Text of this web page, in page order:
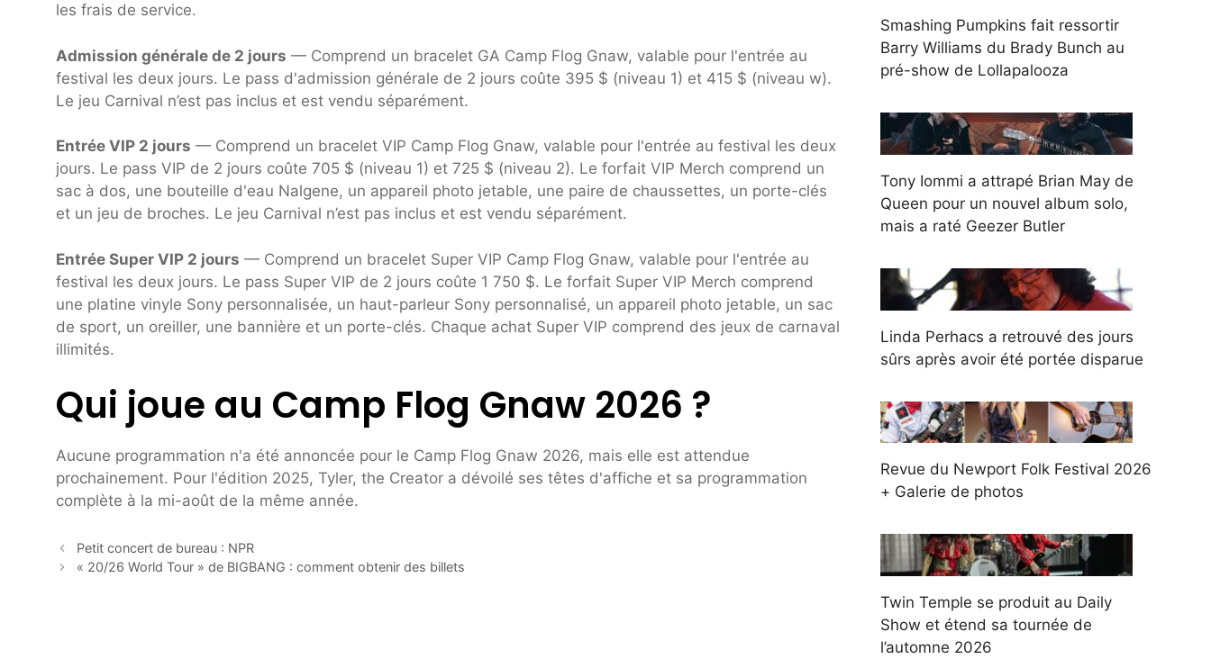
les frais de service.
Admission générale de 2 jours — Comprend un bracelet GA Camp Flog Gnaw, valable pour l'entrée au
festival les deux jours. Le pass d'admission générale de 2 jours coûte 395 $ (niveau 1) et 415 $ (niveau w).
Le jeu Carnival n’est pas inclus et est vendu séparément.
Entrée VIP 2 jours — Comprend un bracelet VIP Camp Flog Gnaw, valable pour l'entrée au festival les deux
jours. Le pass VIP de 2 jours coûte 705 $ (niveau 1) et 725 $ (niveau 2). Le forfait VIP Merch comprend un
sac à dos, une bouteille d'eau Nalgene, un appareil photo jetable, une paire de chaussettes, un porte-clés
et un jeu de broches. Le jeu Carnival n’est pas inclus et est vendu séparément.
Entrée Super VIP 2 jours — Comprend un bracelet Super VIP Camp Flog Gnaw, valable pour l'entrée au
festival les deux jours. Le pass Super VIP de 2 jours coûte 1 750 $. Le forfait Super VIP Merch comprend
une platine vinyle Sony personnalisée, un haut-parleur Sony personnalisé, un appareil photo jetable, un sac
de sport, un oreiller, une bannière et un porte-clés. Chaque achat Super VIP comprend des jeux de carnaval
illimités.
Qui joue au Camp Flog Gnaw 2026 ?
Aucune programmation n'a été annoncée pour le Camp Flog Gnaw 2026, mais elle est attendue
prochainement. Pour l'édition 2025, Tyler, the Creator a dévoilé ses têtes d'affiche et sa programmation
complète à la mi-août de la même année.
Petit concert de bureau : NPR
« 20/26 World Tour » de BIGBANG : comment obtenir des billets
Smashing Pumpkins fait ressortir
Barry Williams du Brady Bunch au
pré-show de Lollapalooza
Tony Iommi a attrapé Brian May de
Queen pour un nouvel album solo,
mais a raté Geezer Butler
Linda Perhacs a retrouvé des jours
sûrs après avoir été portée disparue
Revue du Newport Folk Festival 2026
+ Galerie de photos
Twin Temple se produit au Daily
Show et étend sa tournée de
l’automne 2026